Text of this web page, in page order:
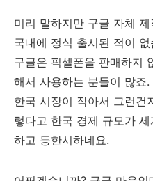
미리 말하지만 구글 자체
국내에 정식 출시된 적이
구글은 픽셀폰을 판매하지
해서 사용하는 분들이 많죠
한국 시장이 작아서 그런건
렇다고 한국 경제 규모가
하고 등한시하네요.